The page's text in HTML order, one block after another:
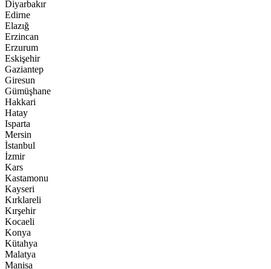
Diyarbakır
Edirne
Elazığ
Erzincan
Erzurum
Eskişehir
Gaziantep
Giresun
Gümüşhane
Hakkari
Hatay
Isparta
Mersin
İstanbul
İzmir
Kars
Kastamonu
Kayseri
Kırklareli
Kırşehir
Kocaeli
Konya
Kütahya
Malatya
Manisa